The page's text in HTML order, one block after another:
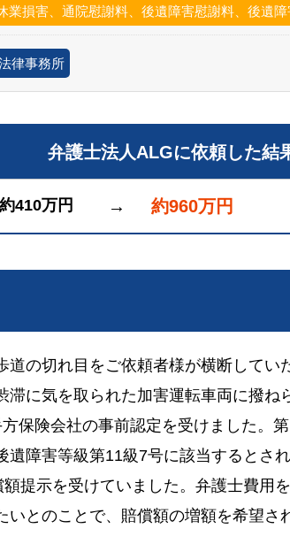
業損害、通院慰謝料、後遺障害慰謝料、後遺障
律事務所
弁護士法人ALGに依頼した結
約410万円 → 約960万円
道の切れ目をご依頼者様が横断してい
滞に気を取られた加害運転車両に撥ね
保険会社の事前認定を受けました。
遺障害等級第11級7号に該当するとさ
提示を受けていました。弁護士費用
いとのことで、賠償額の増額を希望さ